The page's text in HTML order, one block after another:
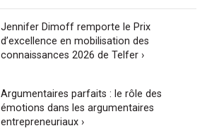
Jennifer Dimoff remporte le Prix
d’excellence en mobilisation des
connaissances 2026 de Telfer ›
Argumentaires parfaits : le rôle des
émotions dans les argumentaires
entrepreneuriaux ›